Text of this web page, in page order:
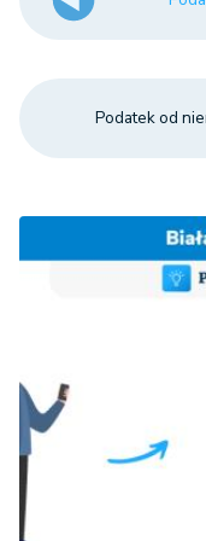
budynków
zajętych na
działalności
materiałem
m
powierzchni
związanych z
Podatek od